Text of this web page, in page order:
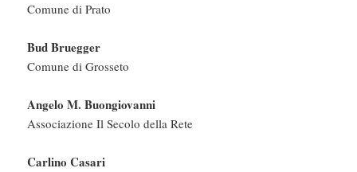
Comune di Prato
Bud Bruegger
Comune di Grosseto
Angelo M. Buongiovanni
Associazione Il Secolo della Rete
Carlino Casari